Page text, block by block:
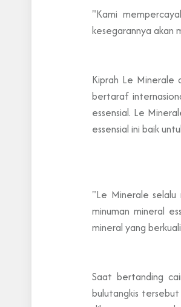
"Kami
kesegarannya
Kiprah Le Minerale
bertaraf
essensial. Le
essensial ini baik
"Le Minerale selalu
minuman mineral
mineral yang
Saat bertanding
bulutangkis